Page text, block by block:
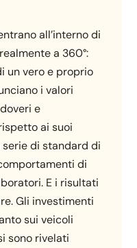
all’interno di
a 360°:
un vero e proprio
i valori
e
ai suoi
di standard di
di
E i risultati
Gli investimenti
sui veicoli
sono rivelati